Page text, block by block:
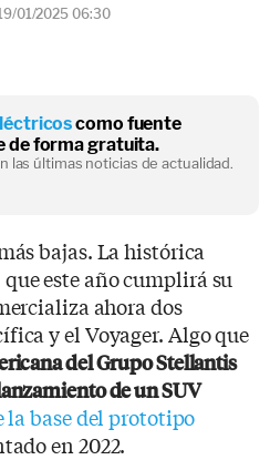
01/2025 06:30
como fuente
de forma gratuita.
las últimas noticias de actualidad.
bajas. La histórica
este año cumplirá su
ahora dos
y el Voyager. Algo que
del Grupo Stellantis
de un SUV
la base del prototipo
en 2022.